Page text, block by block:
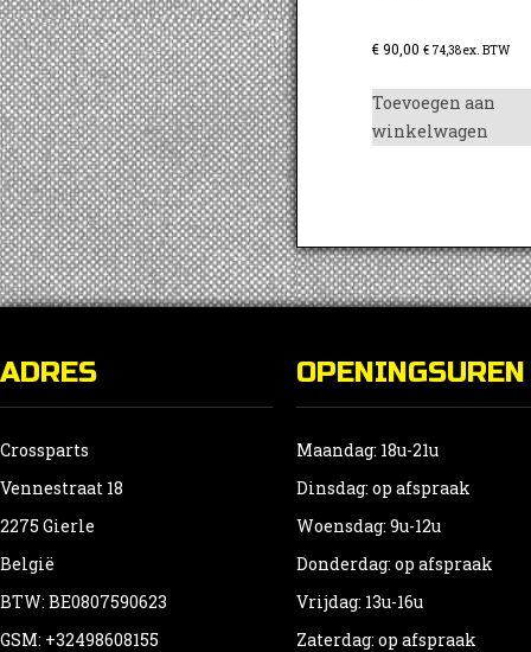
€90,00 € 74,38ex. BTW
Toevoegen aan
winkelwagen
ADRES
Crossparts
Vennestraat 18
2275 Gierle
België
BTW: BE0807590623
GSM: +32498608155
OPENINGSUREN
Maandag: 18u-21u
Dinsdag: op afspraak
Woensdag: 9u-12u
Donderdag: op afspraak
Vrijdag: 13u-16u
Zaterdag: op afspraak